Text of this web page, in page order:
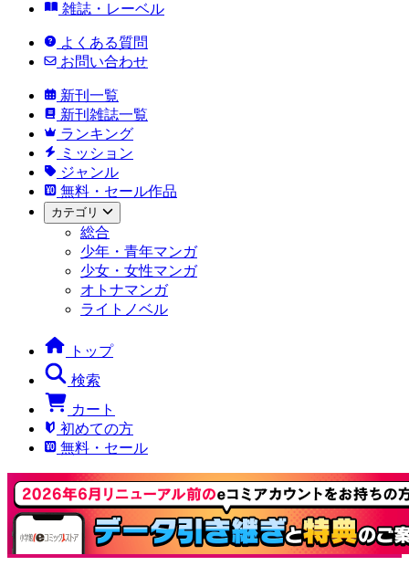
雑誌・レーベル
よくある質問
お問い合わせ
新刊一覧
新刊雑誌一覧
ランキング
ミッション
ジャンル
無料・セール作品
カテゴリ
総合
少年・青年マンガ
少女・女性マンガ
オトナマンガ
ライトノベル
トップ
検索
カート
初めての方
無料・セール